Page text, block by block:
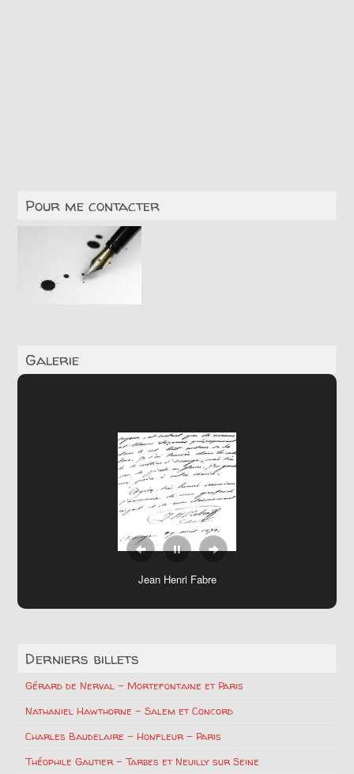
Pour me contacter
Galerie
Maxime Gorki
Derniers billets
Gérard de Nerval – Mortefontaine et Paris
Nathaniel Hawthorne – Salem et Concord
Charles Baudelaire – Honfleur – Paris
Théophile Gautier – Tarbes et Neuilly sur Seine